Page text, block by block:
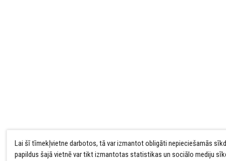
Lai šī tīmekļvietne darbotos, tā var izmantot obligāti nepieciešamās
papildus šajā vietnē var tikt izmantotas statistikas un sociālo mediju